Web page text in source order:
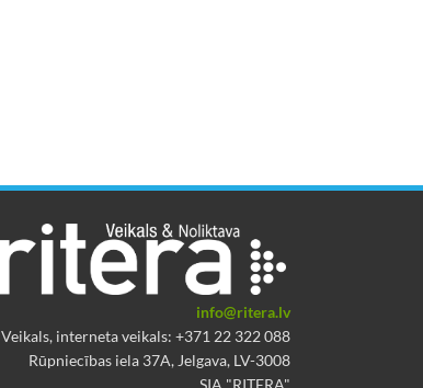
info@ritera.lv
Veikals, interneta veikals: +371 22 322 088
Rūpniecības iela 37A, Jelgava, LV-3008
SIA "RITERA"